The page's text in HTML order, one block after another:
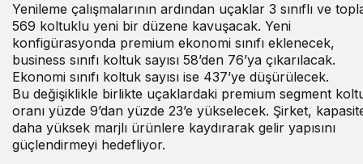
Yenileme çalışmalarının ardından uçaklar 3 sınıflı ve
569 koltuklu yeni bir düzene kavuşacak. Yeni
konfigürasyonda premium ekonomi sınıfı eklenecek,
business sınıfı koltuk sayısı 58’den 76’ya çıkarılacak.
Ekonomi sınıfı koltuk sayısı ise 437’ye düşürülecek.
Bu değişiklikle birlikte uçaklardaki premium segment
oranı yüzde 9’dan yüzde 23’e yükselecek. Şirket,
daha yüksek marjlı ürünlere kaydırarak gelir yapısını
güçlendirmeyi hedefliyor.